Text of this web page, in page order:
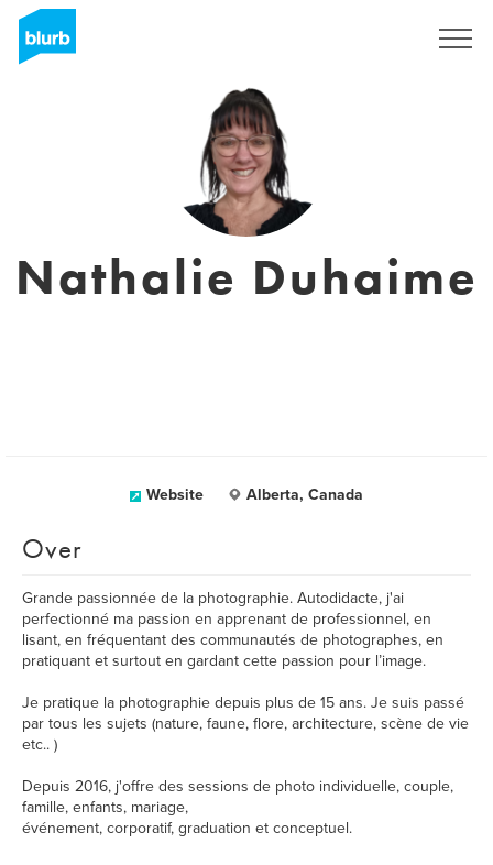
Nathalie Duhaime
Website Alberta, Canada
Over
Grande passionnée de la photographie. Autodidacte, j'ai
perfectionné ma passion en apprenant de professionnel, en
lisant, en fréquentant des communautés de photographes, en
pratiquant et surtout en gardant cette passion pour l’image.
Je pratique la photographie depuis plus de 15 ans. Je suis passé
par tous les sujets (nature, faune, flore, architecture, scène de vie
etc.. )
Depuis 2016, j'offre des sessions de photo individuelle, couple,
famille, enfants, mariage,
événement, corporatif, graduation et conceptuel.